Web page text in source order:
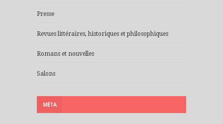
Presse
Revues littéraires, historiques et philosophiques
Romans et nouvelles
Salons
MÉTA